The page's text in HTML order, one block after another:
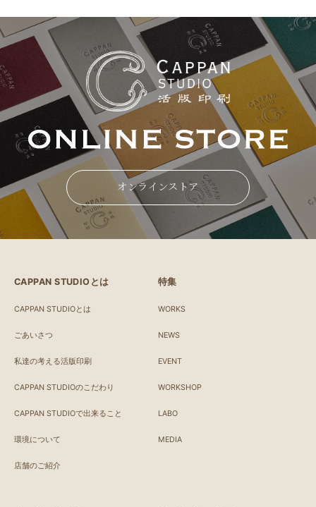
ま..
オンラインストア
CAPPAN STUDIOとは
CAPPAN STUDIOとは
ごあいさつ
私達の考える活版印刷
CAPPAN STUDIOのこだわり
CAPPAN STUDIOで出来ること
環境について
店舗のご紹介
特集
WORKS
NEWS
EVENT
WORKSHOP
LABO
MEDIA